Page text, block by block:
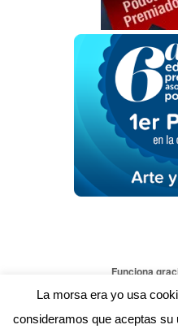
Funciona
La morsa era yo usa
consideramos que aceptas su